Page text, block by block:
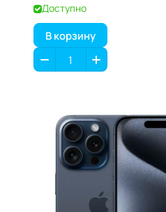
Доступно
В корзину